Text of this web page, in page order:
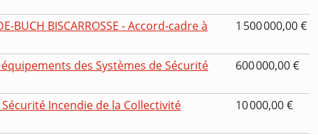
BUCH BISCARROSSE - Accord-cadre à
1 500 000,00 €
des Systèmes de Sécurité
600 000,00 €
Incendie de la Collectivité
10 000,00 €